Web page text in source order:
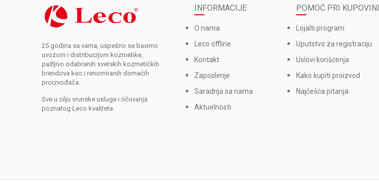
25 godina sa vama, uspešno se bavimo
uvozom i distribucijom kozmetike,
pažljivo odabranih svetskih kozmetičkih
brendova kao i renomiranih domaćih
proizvođača.
Sve u cilju vrunske usluge i očuvanja
poznatog Leco kvaliteta.
INFORMACIJE
O nama
Leco offline
Kontakt
Zaposlenje
Saradnja sa nama
Aktuelnosti
POMOĆ PRI KUPOVINI
Lojalti program
Uputstvo za registraciju
Uslovi korišćenja
Kako kupiti proizvod
Najčešća pitanja